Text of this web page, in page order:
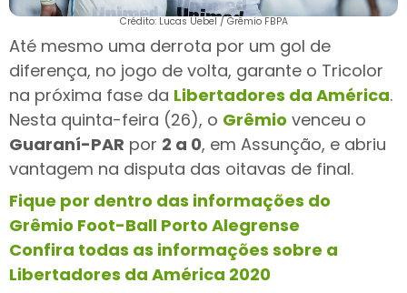
Crédito: Lucas Uebel / Grêmio FBPA
Até mesmo uma derrota por um gol de
diferença, no jogo de volta, garante o Tricolor
na próxima fase da Libertadores da América.
Nesta quinta-feira (26), o Grêmio venceu o
Guaraní-PAR por 2 a 0, em Assunção, e abriu
vantagem na disputa das oitavas de final.
Fique por dentro das informações do
Grêmio Foot-Ball Porto Alegrense
Confira todas as informações sobre a
Libertadores da América 2020